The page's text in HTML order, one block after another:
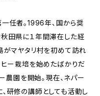
任者。1996年、国から奨
田県に１年間滞在した経
がマヤタリ村を初めて訪れ
ヒー栽培を始めたばかりだ
農園を開始。現在、ネパー
研修の講師としても活動し